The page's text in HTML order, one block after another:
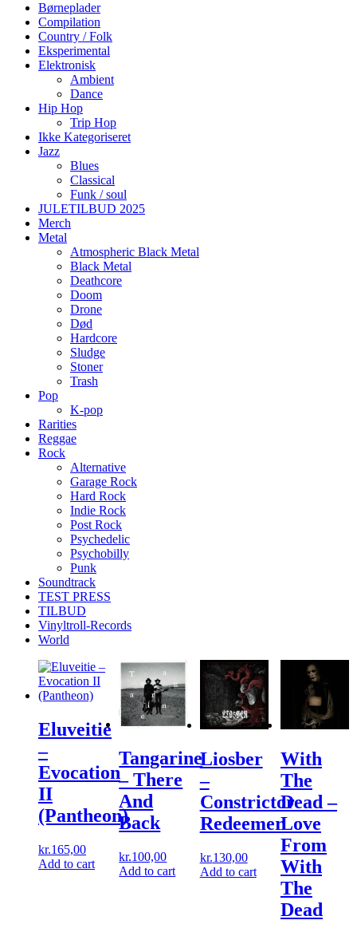
Børneplader
Compilation
Country / Folk
Eksperimental
Elektronisk
Ambient
Dance
Hip Hop
Trip Hop
Ikke Kategoriseret
Jazz
Blues
Classical
Funk / soul
JULETILBUD 2025
Merch
Metal
Atmospheric Black Metal
Black Metal
Deathcore
Doom
Drone
Død
Hardcore
Sludge
Stoner
Trash
Pop
K-pop
Rarities
Reggae
Rock
Alternative
Garage Rock
Hard Rock
Indie Rock
Post Rock
Psychedelic
Psychobilly
Punk
Soundtrack
TEST PRESS
TILBUD
Vinyltroll-Records
World
Eluveitie
–
Evocation
II
(Pantheon)
kr.165,00
Add to cart
Tangarine
‎– There
And
Back
kr.100,00
Add to cart
Liosber
–
Constrictor
Redeemer
kr.130,00
Add to cart
With
The
Dead ‎–
Love
From
With
The
Dead